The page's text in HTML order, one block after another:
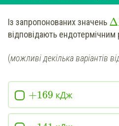
Із запропонованих значень Δ
відповідають ендотермічним
(можливі декілька варіантів
+169 кДж